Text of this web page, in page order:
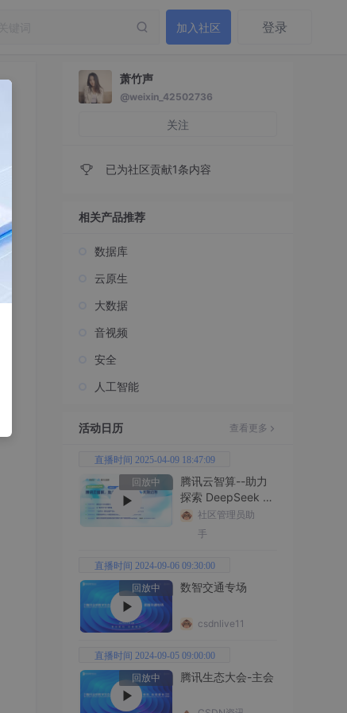
加入社区 登录
萧竹声
@weixin_42502736
关注
已为社区贡献1条内容
相关产品推荐
数据库
云原生
大数据
音视频
安全
人工智能
活动日历 查看更多
直播时间 2025-04-09 18:47:09
回放中
腾讯云智算--助力
探索 DeepSeek 无
限边界社区管理员助
手
直播时间 2024-09-06 09:30:00
回放中
数智交通专场
csdnlive11
直播时间 2024-09-05 09:00:00
回放中
腾讯生态大会-主会